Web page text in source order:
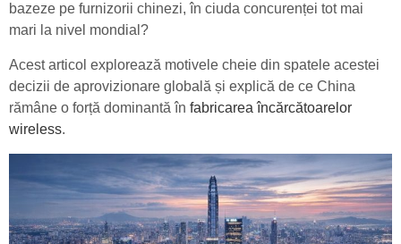
bazeze pe furnizorii chinezi, în ciuda concurenței tot mai
mari la nivel mondial?
Acest articol explorează motivele cheie din spatele acestei
decizii de aprovizionare globală și explică de ce China
rămâne o forță dominantă în fabricarea încărcătoarelor
wireless.